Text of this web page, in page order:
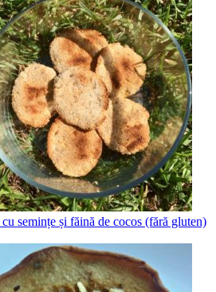
semințe și făină de cocos (fără gluten)